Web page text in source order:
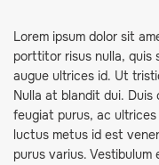
Lorem ipsum dolor sit
porttitor risus nulla, quis
augue ultrices id. Ut
Nulla at blandit dui.
feugiat purus, ac
luctus metus id est
purus varius.